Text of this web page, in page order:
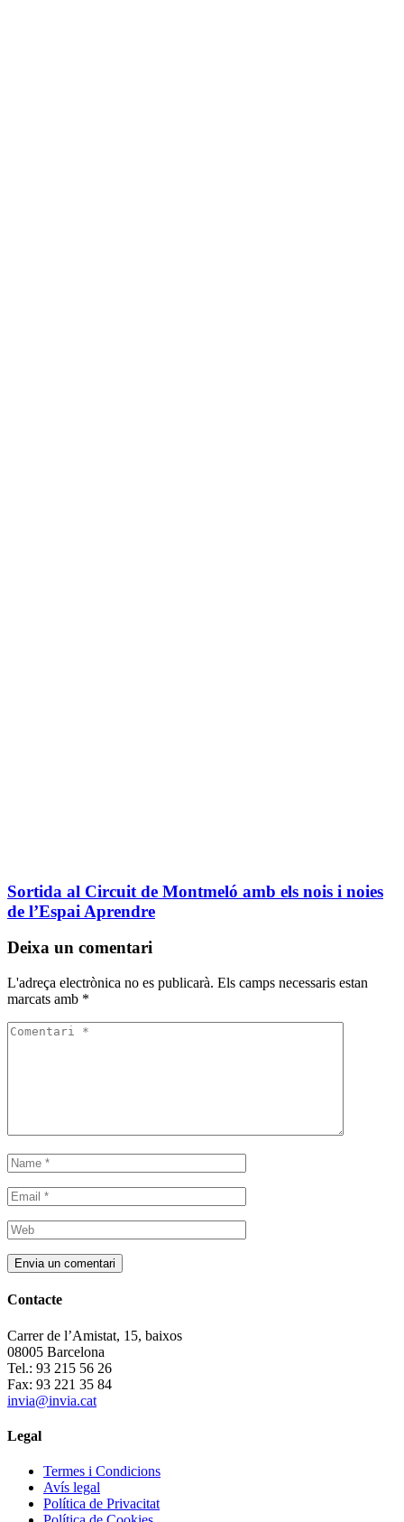
Sortida al Circuit de Montmeló amb els nois i noies
de l’Espai Aprendre
Deixa un comentari
L'adreça electrònica no es publicarà. Els camps necessaris estan
marcats amb *
Contacte
Carrer de l’Amistat, 15, baixos
08005 Barcelona
Tel.: 93 215 56 26
Fax: 93 221 35 84
invia@invia.cat
Legal
Termes i Condicions
Avís legal
Política de Privacitat